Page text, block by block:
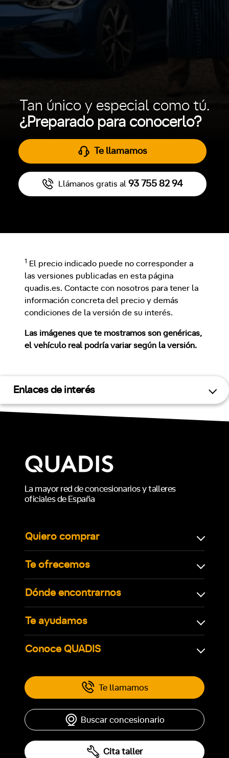
Tan único y especial como tú.
¿Preparado para conocerlo?
Te llamamos
Llámanos gratis al 93 755 82 94
1
El precio indicado puede no corresponder a
las versiones publicadas en esta página
quadis.es. Contacte con nosotros para tener la
información concreta del precio y demás
condiciones de la versión de su interés.
Las imágenes que te mostramos son genéricas,
el vehículo real podría variar según la versión.
Enlaces de interés
La mayor red de concesionarios y talleres
oficiales de España
Quiero comprar
Te ofrecemos
Dónde encontrarnos
Te ayudamos
Conoce QUADIS
Te llamamos
Buscar concesionario
Cita taller